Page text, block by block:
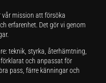
vår mission att försöka
erfarenhet. Det gör vi genom
teknik, styrka, återhämtning,
och anpassat för
pass, färre känningar och